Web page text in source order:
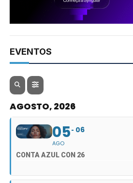
EVENTOS
AGOSTO, 2026
05
AGO
06
CONTA AZUL CON 26